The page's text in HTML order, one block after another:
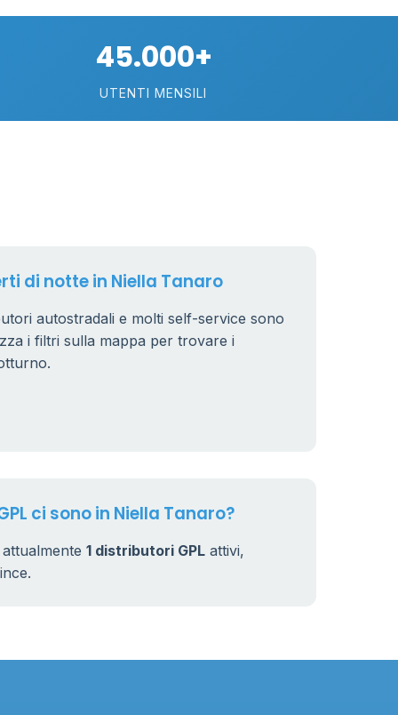
45.000+
UTENTI MENSILI
di notte in Niella Tanaro
autostradali e molti self-service sono
i filtri sulla mappa per trovare i
ci sono in Niella Tanaro?
1 distributori GPL attivi,